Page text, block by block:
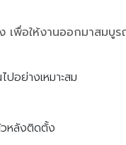
เพื่อให้งานออกมาสม
ปอย่างเหมาะสม
วหลังติดตั้ง